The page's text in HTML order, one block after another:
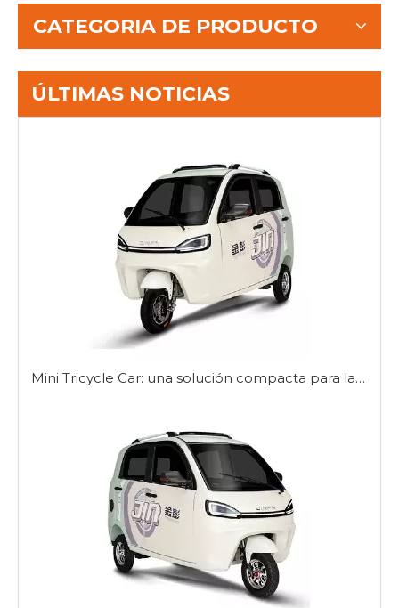
CATEGORIA DE PRODUCTO
ÚLTIMAS NOTICIAS
Mini Tricycle Car: una solución compacta para la movilidad urbana